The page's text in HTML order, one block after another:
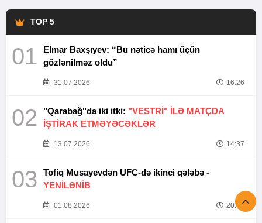
TOP 5
01
Elmar Baxşıyev: “Bu nəticə hamı üçün
gözlənilməz oldu”
31.07.2026 16:26
02 "Qarabağ"da iki itki: "VESTRİ" İLƏ MATÇDA
İŞTİRAK ETMƏYƏCƏKLƏR
13.07.2026 14:37
03
Tofiq Musayevdən UFC-də ikinci qələbə -
YENİLƏNİB
01.08.2026 20:52